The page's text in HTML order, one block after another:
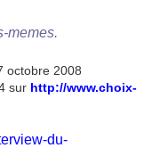
memes.
octobre 2008
sur http://www.choix-
du-